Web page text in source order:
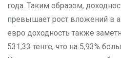
года. Таким образом,
превышает рост вложений в
евро доходность также
531,33 тенге, что на 5,93%